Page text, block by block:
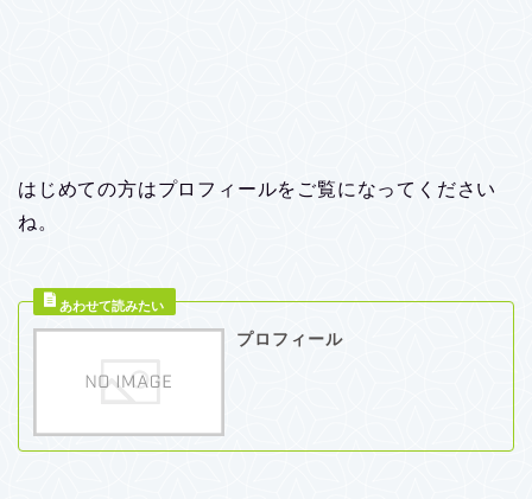
はじめての方はプロフィールをご覧になってください
ね。
プロフィール